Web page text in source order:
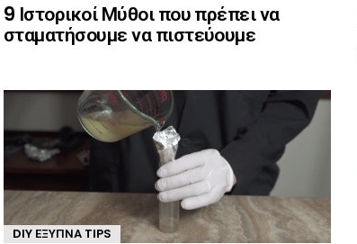
9 Ιστορικοί Μύθοι που πρέπει να
σταματήσουμε να πιστεύουμε
DIY ΈΞΥΠΝΑ TIPS